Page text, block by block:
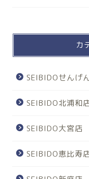
カ
SEIBIDOせんげ
SEIBIDO北浦和
SEIBIDO大宮店
SEIBIDO恵比寿